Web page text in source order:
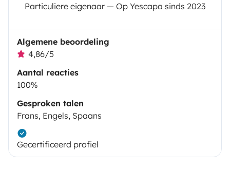
Particuliere eigenaar — Op Yescapa sinds 2023
Algemene beoordeling
4,86/5
Aantal reacties
100%
Gesproken talen
Frans, Engels, Spaans
Gecertificeerd profiel